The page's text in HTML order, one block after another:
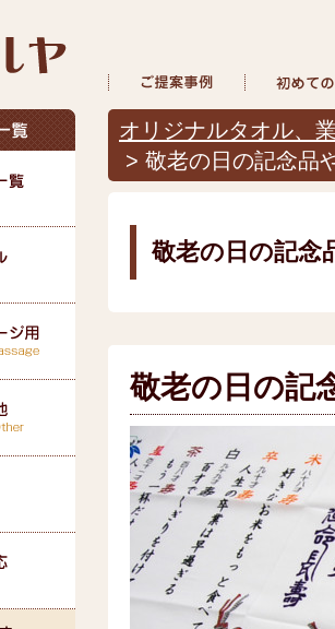
オリジナルタオル、
> 敬老の日の記念品
敬老の日の記念
敬老の日の記